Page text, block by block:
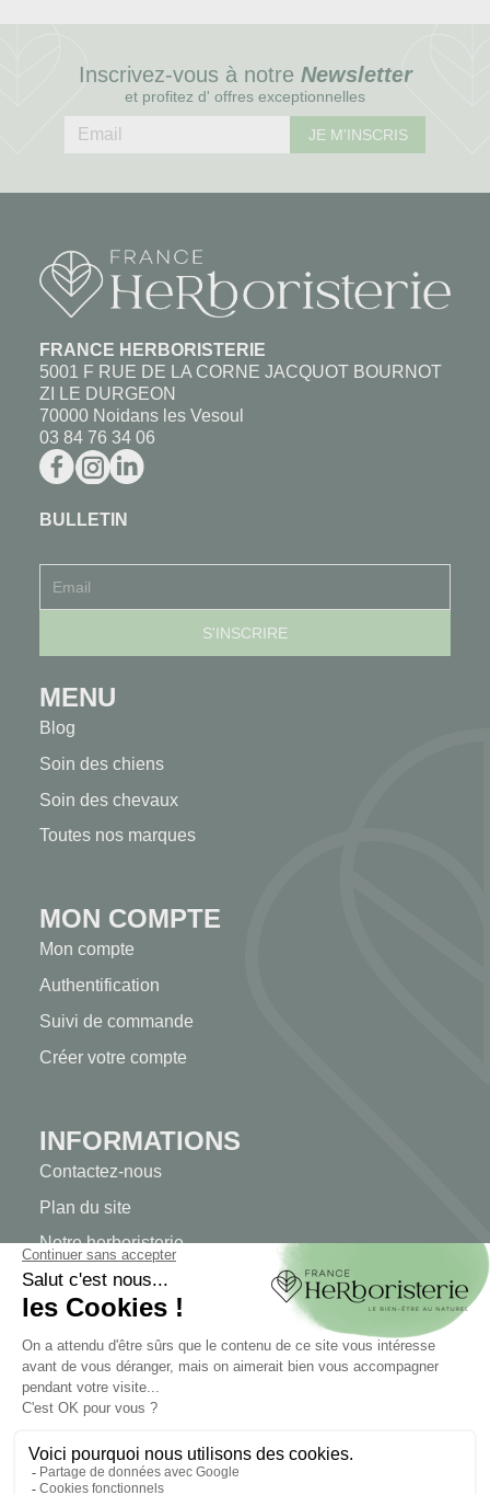
Inscrivez-vous à notre Newsletter
et profitez d' offres exceptionnelles
JE M'INSCRIS
FRANCE HERBORISTERIE
5001 F RUE DE LA CORNE JACQUOT BOURNOT
ZI LE DURGEON
70000 Noidans les Vesoul
03 84 76 34 06
BULLETIN
MENU
Blog
Soin des chiens
Soin des chevaux
Toutes nos marques
MON COMPTE
Mon compte
Authentification
Suivi de commande
Créer votre compte
INFORMATIONS
Contactez-nous
Plan du site
Notre herboristerie
Livraison
Paiement sécurisé
MENTIONS LÉGALES
Conditions générales de vente